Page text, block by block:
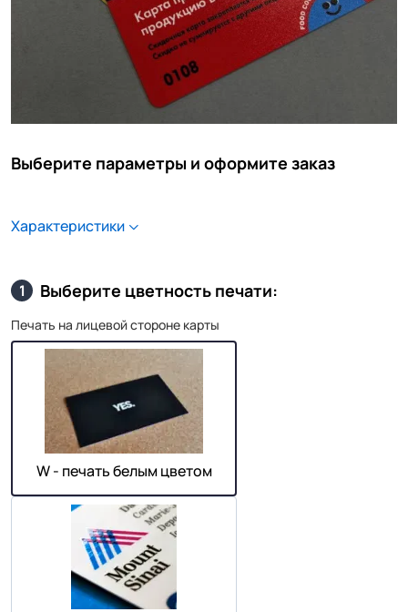
Выберите параметры и оформите заказ
Характеристики
1 Выберите цветность печати:
Печать на лицевой стороне карты
W - печать белым цветом